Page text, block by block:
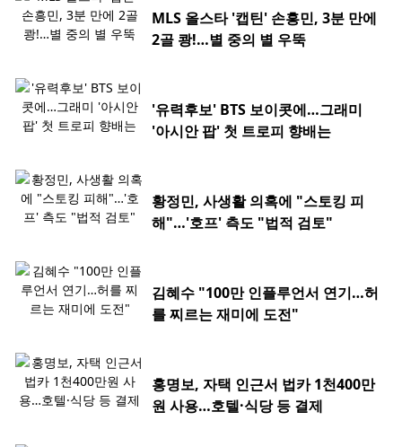
MLS 올스타 '캡틴' 손흥민, 3분 만에
2골 쾅!…별 중의 별 우뚝
'유력후보' BTS 보이콧에…그래미
'아시안 팝' 첫 트로피 향배는
황정민, 사생활 의혹에 "스토킹 피
해"…'호프' 측도 "법적 검토"
김혜수 "100만 인플루언서 연기…허
를 찌르는 재미에 도전"
홍명보, 자택 인근서 법카 1천400만
원 사용…호텔·식당 등 결제